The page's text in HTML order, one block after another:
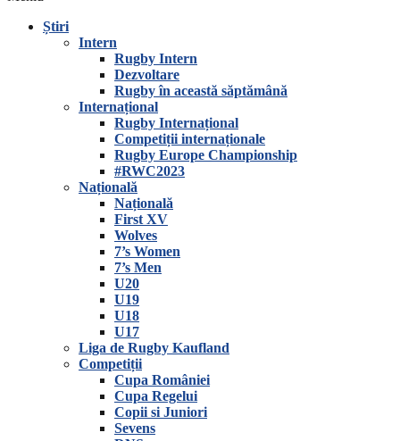
Știri
Intern
Rugby Intern
Dezvoltare
Rugby în această săptămână
Internațional
Rugby Internațional
Competiții internaționale
Rugby Europe Championship
#RWC2023
Națională
Națională
First XV
Wolves
7’s Women
7’s Men
U20
U19
U18
U17
Liga de Rugby Kaufland
Competiții
Cupa României
Cupa Regelui
Copii si Juniori
Sevens